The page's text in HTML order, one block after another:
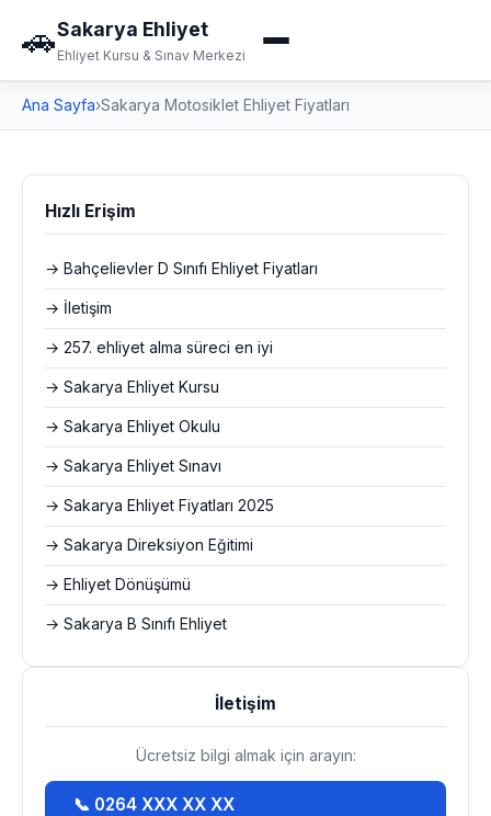
🚗Sakarya Ehliyet
Ehliyet Kursu & Sınav Merkezi
Ana Sayfa›Sakarya Motosiklet Ehliyet Fiyatları
Hızlı Erişim
→ Bahçelievler D Sınıfı Ehliyet Fiyatları
→ İletişim
→ 257. ehliyet alma süreci en iyi
→ Sakarya Ehliyet Kursu
→ Sakarya Ehliyet Okulu
→ Sakarya Ehliyet Sınavı
→ Sakarya Ehliyet Fiyatları 2025
→ Sakarya Direksiyon Eğitimi
→ Ehliyet Dönüşümü
→ Sakarya B Sınıfı Ehliyet
İletişim
Ücretsiz bilgi almak için arayın:
📞 0264 XXX XX XX